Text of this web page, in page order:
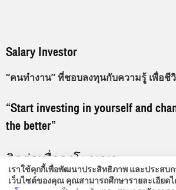
Salary Investor
“คนทำงาน” ที่ชอบลงทุนกับความรู้ เพื่อชี
“Start investing in yourself and
the better”
ติดต่อเพื่อลงโฆษณา
096-919-9192
เราใช้คุกกี้เพื่อพัฒนาประสิทธิภาพ และประสบ
เว็บไซต์ของคุณ คุณสามารถศึกษารายละเอียด